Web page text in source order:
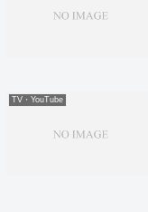
TV・YouTube